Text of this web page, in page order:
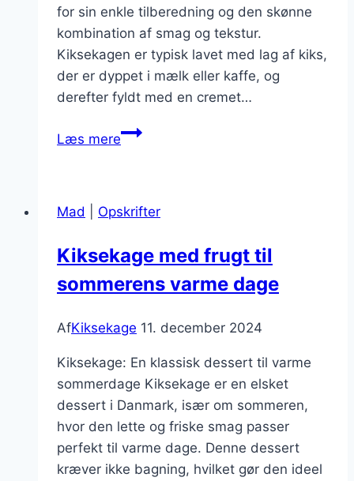
for sin enkle tilberedning og den skønne
kombination af smag og tekstur.
Kiksekagen er typisk lavet med lag af kiks,
der er dyppet i mælk eller kaffe, og
derefter fyldt med en cremet…
Læs mereKiksekage
frugt
Mad Opskrifter
Kiksekage med frugt til
sommerens varme dage
AfKiksekage 11. december 2024
Kiksekage: En klassisk dessert til varme
sommerdage Kiksekage er en elsket
dessert i Danmark, især om sommeren,
hvor den lette og friske smag passer
perfekt til varme dage. Denne dessert
kræver ikke bagning, hvilket gør den ideel